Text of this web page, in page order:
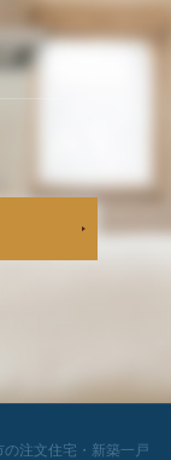
の注文住宅・新築一戸